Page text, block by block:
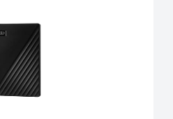
Passwortschutz)
mit PC, Xbox